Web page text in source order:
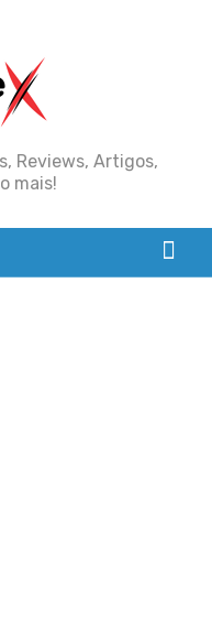
Reviews, Artigos,
mais!